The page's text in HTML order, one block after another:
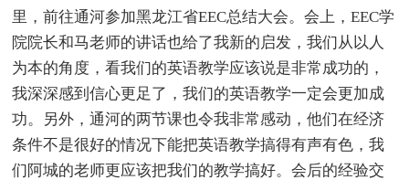
里，前往通河参加黑龙江省EEC总结大会。会上，EEC学
院院长和马老师的讲话也给了我新的启发，我们从以人
为本的角度，看我们的英语教学应该说是非常成功的，
我深深感到信心更足了，我们的英语教学一定会更加成
功。另外，通河的两节课也令我非常感动，他们在经济
条件不是很好的情况下能把英语教学搞得有声有色，我
们阿城的老师更应该把我们的教学搞好。会后的经验交